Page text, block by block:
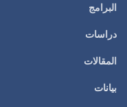
البرامج
دراسات
المقالات
بيانات